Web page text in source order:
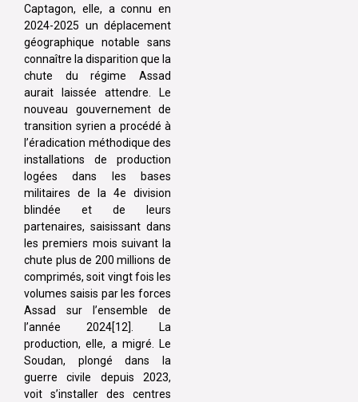
Captagon, elle, a connu en
2024-2025 un déplacement
géographique notable sans
connaître la disparition que la
chute du régime Assad
aurait laissée attendre. Le
nouveau gouvernement de
transition syrien a procédé à
l’éradication méthodique des
installations de production
logées dans les bases
militaires de la 4e division
blindée et de leurs
partenaires, saisissant dans
les premiers mois suivant la
chute plus de 200 millions de
comprimés, soit vingt fois les
volumes saisis par les forces
Assad sur l’ensemble de
l’année 2024[12]. La
production, elle, a migré. Le
Soudan, plongé dans la
guerre civile depuis 2023,
voit s’installer des centres